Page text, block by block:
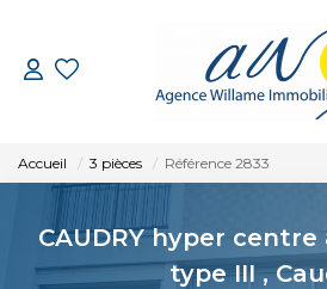
LOCATION
GESTION
Accueil 3 pièces Référence 2833
CAUDRY hyper
type III,